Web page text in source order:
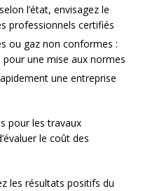
l’état, envisagez le
professionnels certifiés
ou gaz non conformes :
une mise aux normes
une entreprise
pour les travaux
le coût des
les résultats positifs du